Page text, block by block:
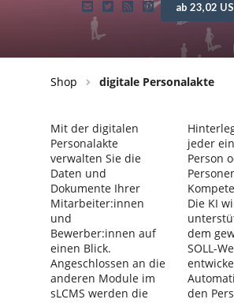
ab 23,02
Shop digitale Personalakte